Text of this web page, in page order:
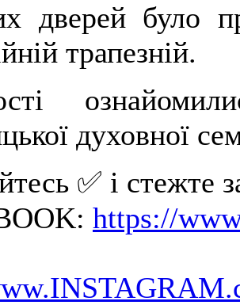
дверей було
трапезній.
духовної
✅ і стежте
https://